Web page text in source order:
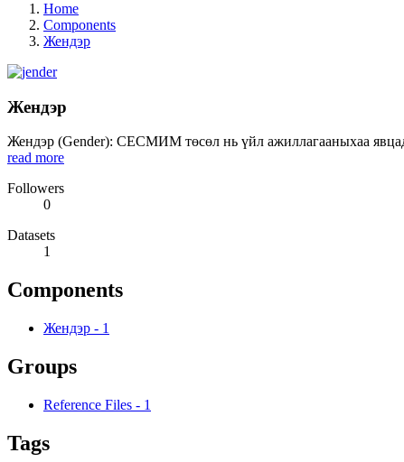
Home
Components
Жендэр
Жендэр
Жендэр (Gender): СЕСМИМ төсөл нь үйл ажиллагааныхаа явцад
read more
Followers
0
Datasets
1
Components
Жендэр - 1
Groups
Reference Files - 1
Tags